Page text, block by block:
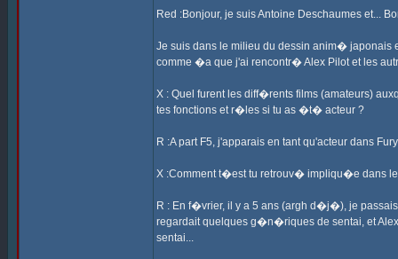
Red :Bonjour, je suis Antoine Deschaumes et...
Je suis dans le milieu du dessin anim� japonais
comme �a que j'ai rencontr� Alex Pilot et les
X : Quel furent les diff�rents films (amateurs)
tes fonctions et r�les si tu as �t� acteur ?
R :A part F5, j'apparais en tant qu'acteur dans
X :Comment t�est tu retrouv� impliqu�e dans
R : En f�vrier, il y a 5 ans (argh d�j�), je
regardait quelques g�n�riques de sentai, et
sentai...